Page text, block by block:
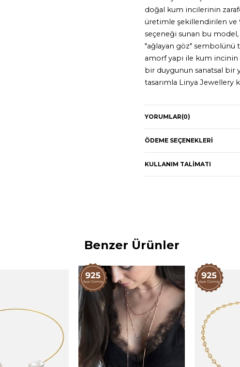
doğal kum incilerinin
üretimle şekillendirilen ve
seçeneği sunan bu
"ağlayan göz" sembolünü
amorf yapı ile kum incinin
bir duygunun sanatsal bir
tasarımla Linya Jewellery
Kolye Özellikler:
925 ayar gümüş
22K Altın kaplama
Kolye Uzunluğu:
YORUMLAR(0)
ÖDEME SEÇENEKLERI
KULLANIM TALIMATI
Benzer Ürünler